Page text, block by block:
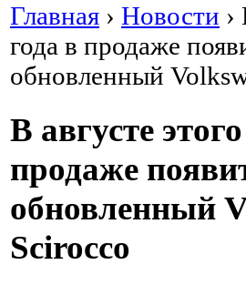
Главная › Новости ›
года в продаже
обновленный
В августе
продаже
обновленный
Scirocco